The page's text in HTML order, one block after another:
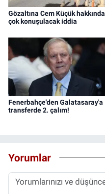
Gözaltına Cem Küçük hakkında
çok konuşulacak iddia
Fenerbahçe'den Galatasaray'a
transferde 2. çalım!
Yorumlar